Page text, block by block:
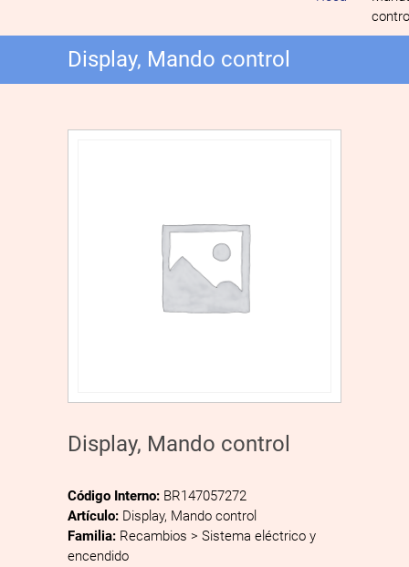
Display, Mando control
Display, Mando control
Código Interno: BR147057272
Artículo: Display, Mando control
Familia: Recambios > Sistema eléctrico y
encendido